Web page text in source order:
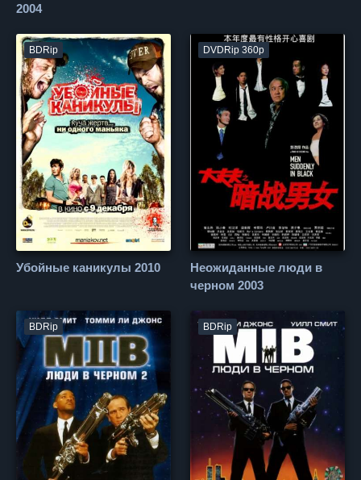
2004
BDRip
Убойные каникулы 2010
DVDRip 360p
Неожиданные люди в
черном 2003
BDRip BDRip